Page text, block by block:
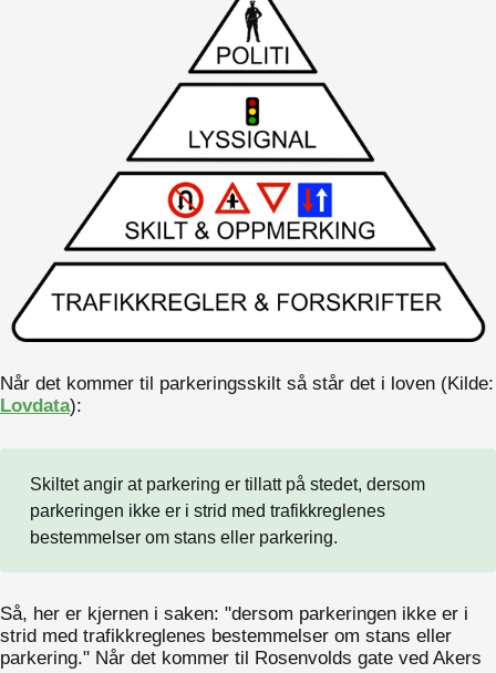
Når det kommer til parkeringsskilt så står det i loven (Kilde:
Lovdata):
Skiltet angir at parkering er tillatt på stedet, dersom
parkeringen ikke er i strid med trafikkreglenes
bestemmelser om stans eller parkering.
Så, her er kjernen i saken: "dersom parkeringen ikke er i
strid med trafikkreglenes bestemmelser om stans eller
parkering." Når det kommer til Rosenvolds gate ved Akers